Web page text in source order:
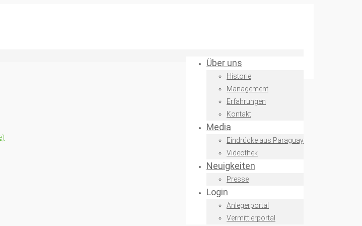
Über uns
Historie
Management
Erfahrungen
Kontakt
Media
Eindrücke aus Paraguay
Videothek
Neuigkeiten
Presse
Login
Anlegerportal
Vermittlerportal